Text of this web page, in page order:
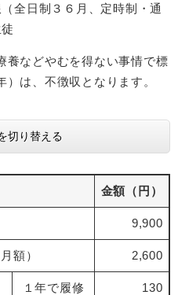
全日制３６月、定時制・通
などやむを得ない事情で標
は、不徴収となります。
切り替える
金額（円）
9,900
額） 2,600
１年で履修
130